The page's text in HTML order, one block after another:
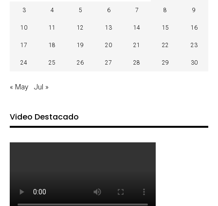
3 4 5 6 7 8 9
10 11 12 13 14 15 16
17 18 19 20 21 22 23
24 25 26 27 28 29 30
« May Jul »
Video Destacado